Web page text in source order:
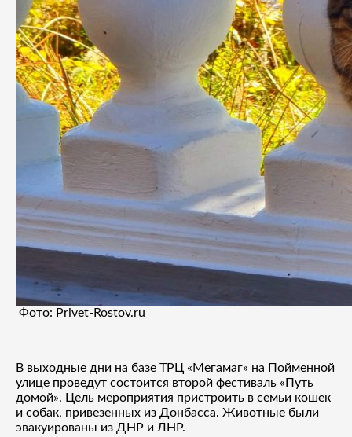
Фото: Privet-Rostov.ru
В выходные дни на базе ТРЦ «Мегамаг» на Пойменной
улице проведут состоится второй фестиваль «Путь
домой». Цель мероприятия пристроить в семьи кошек
и собак, привезенных из Донбасса. Животные были
эвакуированы из ДНР и ЛНР.